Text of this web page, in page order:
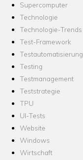
Supercomputer
Technologie
Technologie-Trends
Test-Framework
Testautomatisierung
Testing
Testmanagement
Teststrategie
TPU
UI-Tests
Website
Windows
Wirtschaft